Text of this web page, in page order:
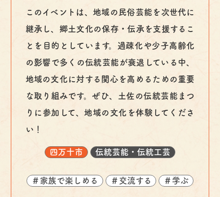
このイベントは、地域の民俗芸能を次世代に
継承し、郷土文化の保存・伝承を支援するこ
とを目的としています。過疎化や少子高齢化
の影響で多くの伝統芸能が衰退している中、
地域の文化に対する関心を高めるための重要
な取り組みです。ぜひ、土佐の伝統芸能まつ
りに参加して、地域の文化を体験してくださ
い！
四万十市 伝統芸能・伝統工芸
＃家族で楽しめる ＃交流する ＃学ぶ